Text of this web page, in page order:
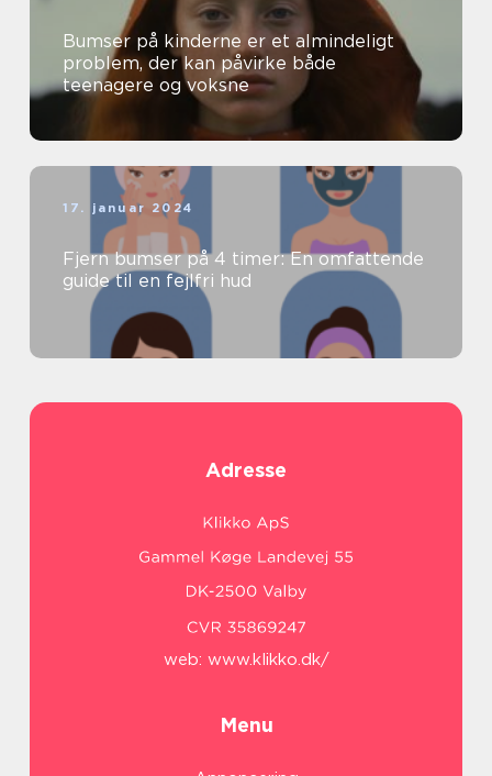
Bumser på kinderne er et almindeligt
problem, der kan påvirke både
teenagere og voksne
17. januar 2024
Fjern bumser på 4 timer: En omfattende
guide til en fejlfri hud
Adresse
web: www.klikko.dk/
Menu